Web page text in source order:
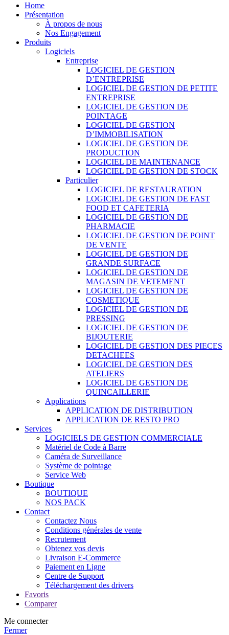
Home
Présentation
À propos de nous
Nos Engagement
Produits
Logiciels
Entreprise
LOGICIEL DE GESTION
D’ENTREPRISE
LOGICIEL DE GESTION DE PETITE
ENTREPRISE
LOGICIEL DE GESTION DE
POINTAGE
LOGICIEL DE GESTION
D’IMMOBILISATION
LOGICIEL DE GESTION DE
PRODUCTION
LOGICIEL DE MAINTENANCE
LOGICIEL DE GESTION DE STOCK
Particulier
LOGICIEL DE RESTAURATION
LOGICIEL DE GESTION DE FAST
FOOD ET CAFETERIA
LOGICIEL DE GESTION DE
PHARMACIE
LOGICIEL DE GESTION DE POINT
DE VENTE
LOGICIEL DE GESTION DE
GRANDE SURFACE
LOGICIEL DE GESTION DE
MAGASIN DE VETEMENT
LOGICIEL DE GESTION DE
COSMETIQUE
LOGICIEL DE GESTION DE
PRESSING
LOGICIEL DE GESTION DE
BIJOUTERIE
LOGICIEL DE GESTION DES PIECES
DETACHEES
LOGICIEL DE GESTION DES
ATELIERS
LOGICIEL DE GESTION DE
QUINCAILLERIE
Applications
APPLICATION DE DISTRIBUTION
APPLICATION DE RESTO PRO
Services
LOGICIELS DE GESTION COMMERCIALE
Matériel de Code à Barre
Caméra de Surveillance
Système de pointage
Service Web
Boutique
BOUTIQUE
NOS PACK
Contact
Contactez Nous
Conditions générales de vente
Recrutement
Obtenez vos devis
Livraison E-Commerce
Paiement en Ligne
Centre de Support
Téléchargement des drivers
Favoris
Comparer
Me connecter
Fermer